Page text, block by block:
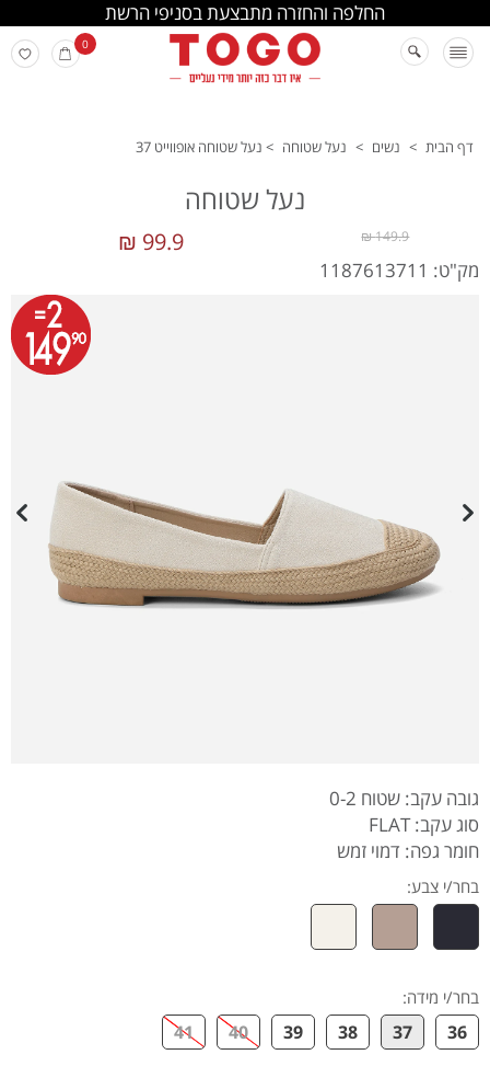
החלפה והחזרה מתבצעת בסניפי הרשת
0
דף הבית > נשים > נעל שטוחה > נעל שטוחה אופווייט 37
נעל שטוחה
99.9 ₪ 149.9 ₪
מק"ט: 1187613711
גובה עקב: שטוח 0-2
סוג עקב: FLAT
חומר גפה: דמוי זמש
בחר/י צבע:
בחר/י מידה:
36
37
38
39
40
41